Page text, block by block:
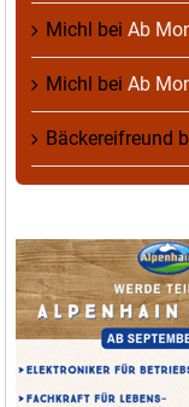
Michl bei Ab
Michl bei Ab
Bäckereifreund